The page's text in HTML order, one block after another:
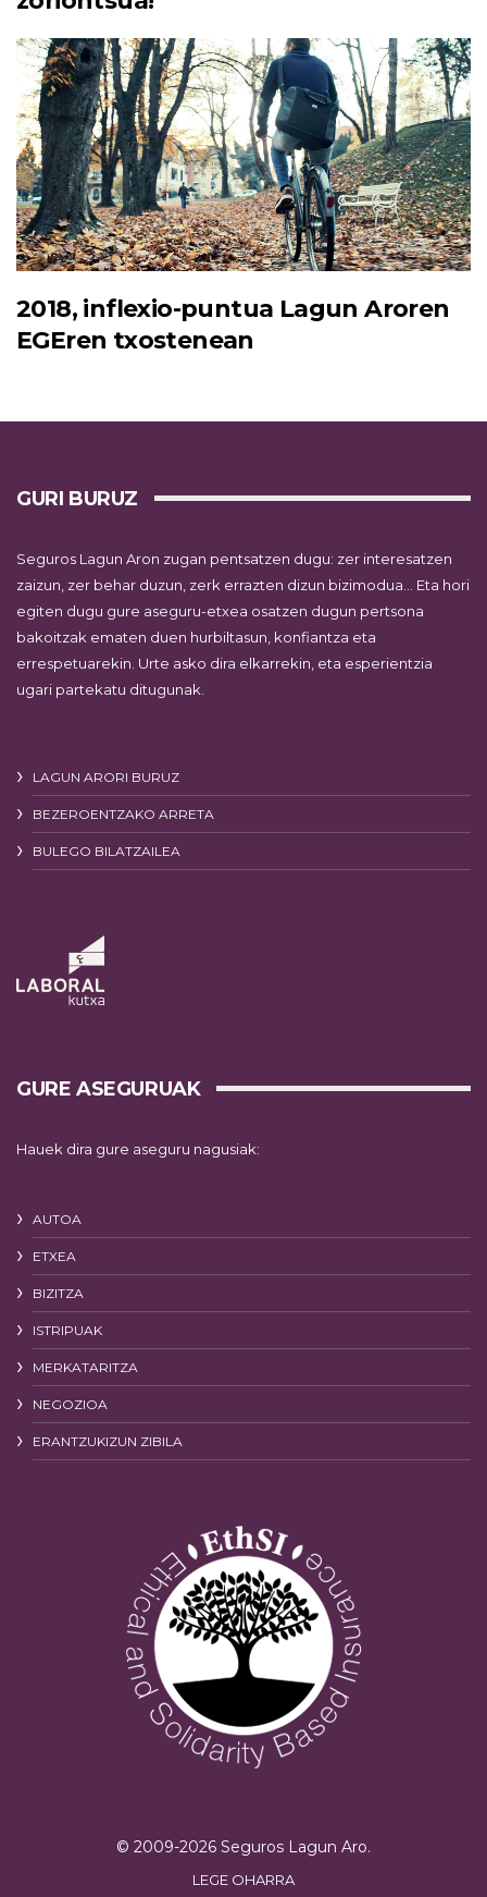
2018, inflexio-puntua Lagun Aroren
EGEren txostenean
GURI BURUZ
Seguros Lagun Aron zugan pentsatzen dugu: zer interesatzen
zaizun, zer behar duzun, zerk errazten dizun bizimodua… Eta hori
egiten dugu gure aseguru-etxea osatzen dugun pertsona
bakoitzak ematen duen hurbiltasun, konfiantza eta
errespetuarekin. Urte asko dira elkarrekin, eta esperientzia
ugari partekatu ditugunak.
LAGUN ARORI BURUZ
BEZEROENTZAKO ARRETA
BULEGO BILATZAILEA
GURE ASEGURUAK
Hauek dira gure aseguru nagusiak:
AUTOA
ETXEA
BIZITZA
ISTRIPUAK
MERKATARITZA
NEGOZIOA
ERANTZUKIZUN ZIBILA
© 2009-2026 Seguros Lagun Aro.
LEGE OHARRA